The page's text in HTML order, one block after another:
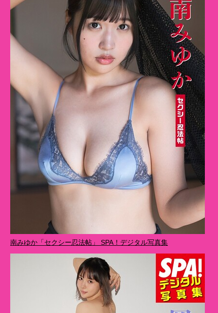
南みゆか「セクシー忍法帖」 SPA！デジタル写真集